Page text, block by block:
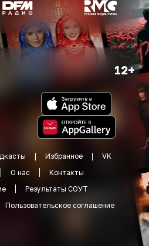
12+
Избранное
VK
О нас
Контакты
Результаты СОУТ
Пользовательское соглашение